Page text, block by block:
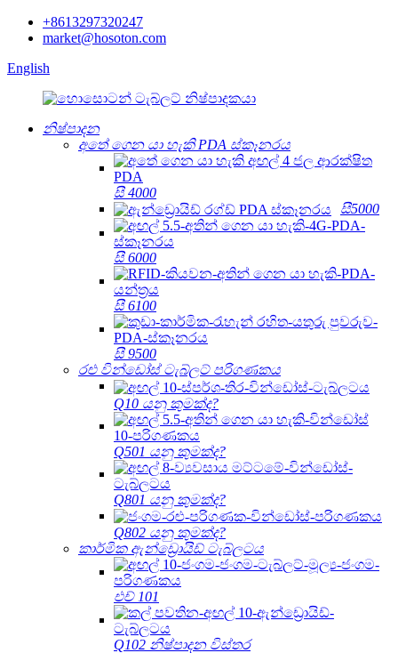
+8613297320247
market@hosoton.com
English
නිෂ්පාදන
අතේ ගෙන යා හැකි PDA ස්කෑනරය
සී 4000
සී5000
සී 6000
සී 6100
සී 9500
රළු වින්ඩෝස් ටැබ්ලට් පරිගණකය
Q10 යනු කුමක්ද?
Q501 යනු කුමක්ද?
Q801 යනු කුමක්ද?
Q802 යනු කුමක්ද?
කාර්මික ඇන්ඩ්‍රොයිඩ් ටැබ්ලටය
එච් 101
Q102 නිෂ්පාදන විස්තර